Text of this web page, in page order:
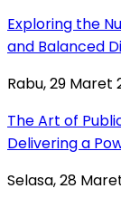
Exploring the
and Balanced
Rabu, 29 Maret
The Art of
Delivering a
Selasa, 28